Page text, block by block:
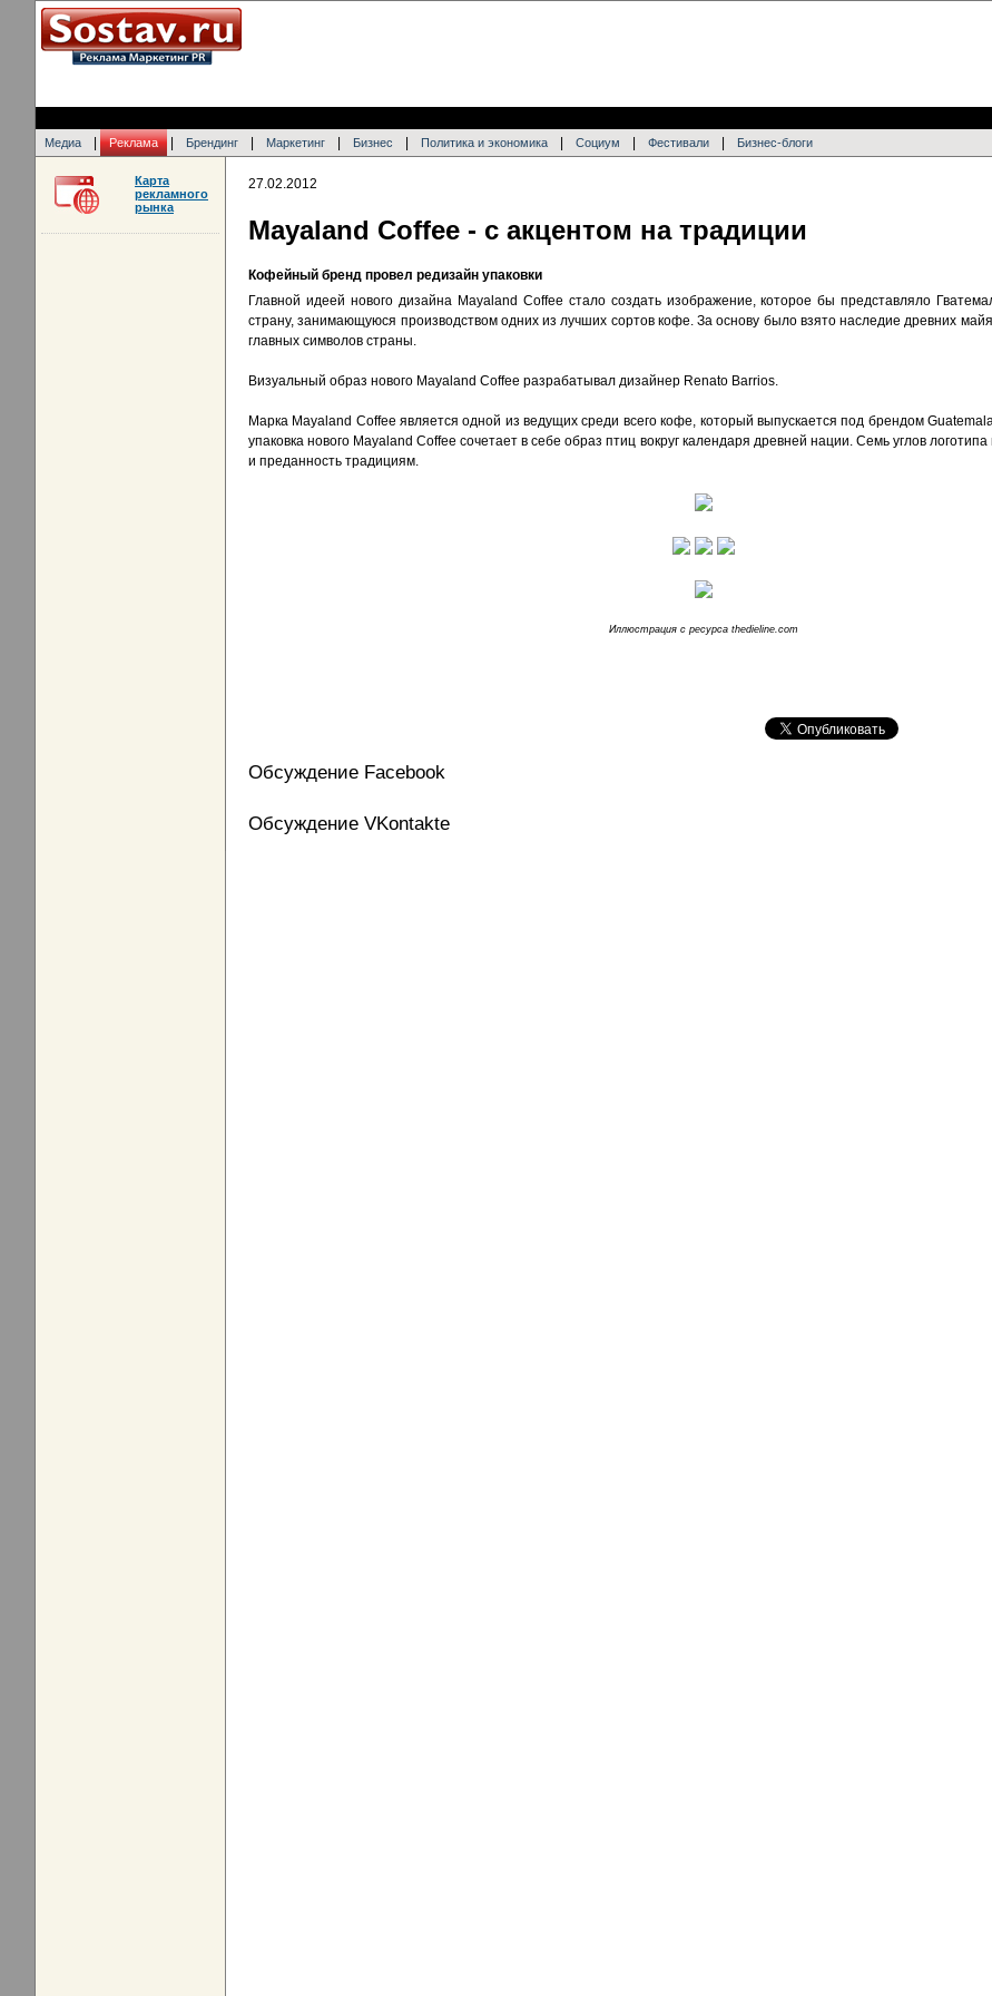
Медиа Реклама Брендинг Маркетинг Бизнес Политика и экономика Социум Фестивали Бизнес-блоги
27.02.2012
Mayaland Coffee - с акцентом на традиции
Кофейный бренд провел редизайн упаковки
Главной идеей нового дизайна Mayaland Coffee стало создать изображение, которое бы представляло
страну, занимающуюся производством одних из лучших сортов кофе. За основу было взято наследие древних
главных символов страны.
Визуальный образ нового Mayaland Coffee разрабатывал дизайнер Renato Barrios.
Марка Mayaland Coffee является одной из ведущих среди всего кофе, который выпускается под брендом
упаковка нового Mayaland Coffee сочетает в себе образ птиц вокруг календаря древней нации. Семь углов
и преданность традициям.
Иллюстрация с ресурса thedieline.com
Обсуждение Facebook
Обсуждение VKontakte
Карта
рекламного
рынка